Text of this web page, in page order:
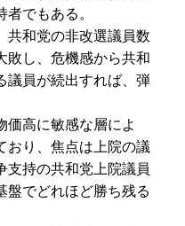
でもある。
共和党の非改選議員数
敗し、危機感から共和
議員が続出すれば、弾
価高に敏感な層によ
おり、焦点は上院の議
支持の共和党上院議員
盤でどれほど勝ち残る